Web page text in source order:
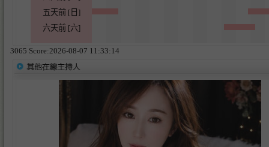
五天前 [日]
六天前 [六]
3065 Score:2026-08-07 11:33:14